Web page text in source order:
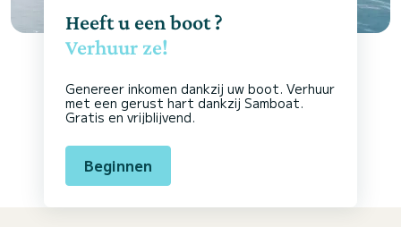
Heeft u een boot ?
Verhuur ze!
Genereer inkomen dankzij uw boot. Verhuur
met een gerust hart dankzij Samboat.
Gratis en vrijblijvend.
Beginnen